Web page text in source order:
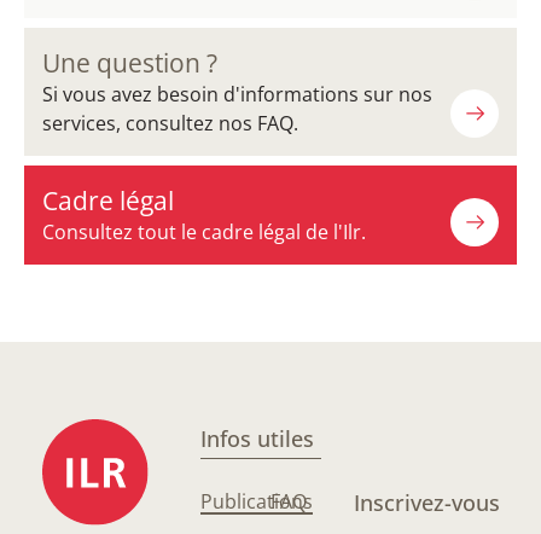
Une question ?
Si vous avez besoin d'informations sur nos
services, consultez nos FAQ.
Cadre légal
Consultez tout le cadre légal de l'Ilr.
Infos utiles
Publications
FAQ Inscrivez-vous